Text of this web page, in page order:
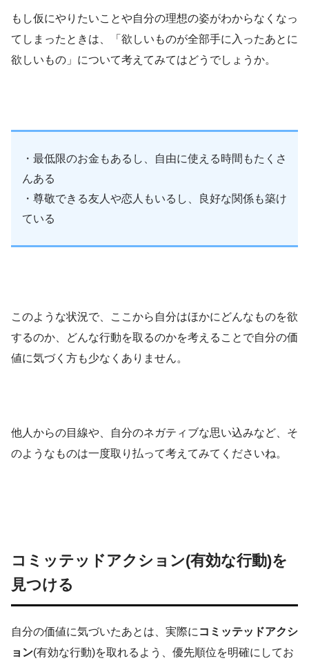
もし仮にやりたいことや自分の理想の姿がわからなくなっ
てしまったときは、「欲しいものが全部手に入ったあとに
欲しいもの」について考えてみてはどうでしょうか。
・最低限のお金もあるし、自由に使える時間もたくさ
んある
・尊敬できる友人や恋人もいるし、良好な関係も築け
ている
このような状況で、ここから自分はほかにどんなものを欲
するのか、どんな行動を取るのかを考えることで自分の価
値に気づく方も少なくありません。
他人からの目線や、自分のネガティブな思い込みなど、そ
のようなものは一度取り払って考えてみてくださいね。
コミッテッドアクション(有効な行動)を
見つける
自分の価値に気づいたあとは、実際に コミッテッドアクシ
ョン(有効な行動)を取れるよう、優先順位を明確にしてお